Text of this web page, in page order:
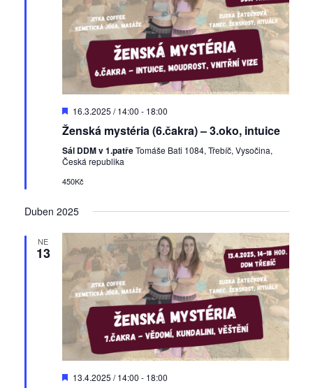
D
p
r
u
č
e
é
16.3.2025 / 14:00 - 18:00
Ženská mystéria (6.čakra) – 3.oko, intuice
Sál DDM v 1.patřeTomáše Bati 1084, Třebíč, Vysočina,
Česká republika
450Kč
Duben 2025
NE
13
D
13.4.2025 / 14:00 - 18:00